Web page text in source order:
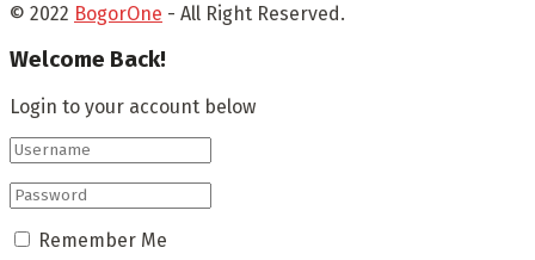
© 2022 BogorOne - All Right Reserved.
Welcome Back!
Login to your account below
Remember Me